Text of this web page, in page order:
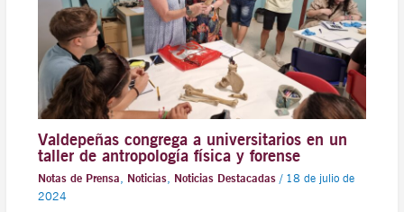
Valdepeñas congrega a universitarios en un
taller de antropología física y forense
Notas de Prensa Noticias, Noticias Destacadas/ 18 de julio de
2024